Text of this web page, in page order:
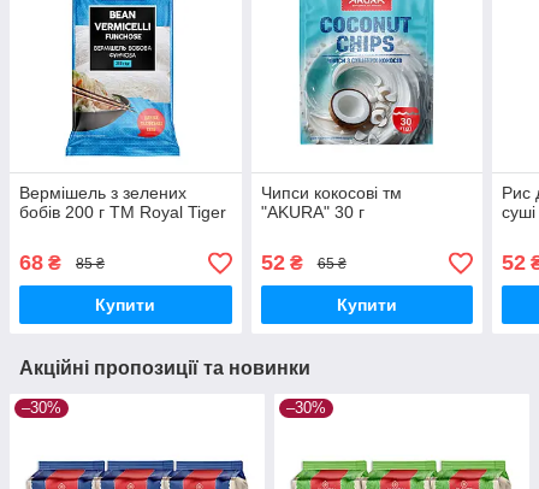
Вермішель з зелених
бобів 200 г ТМ Royal Tiger
68 ₴ 85 ₴
Купити
Чипси кокосові тм
"AKURA" 30 г
52₴ 65 ₴
Купити
Рис
52
Акційні пропозиції та новинки
–30% –30%